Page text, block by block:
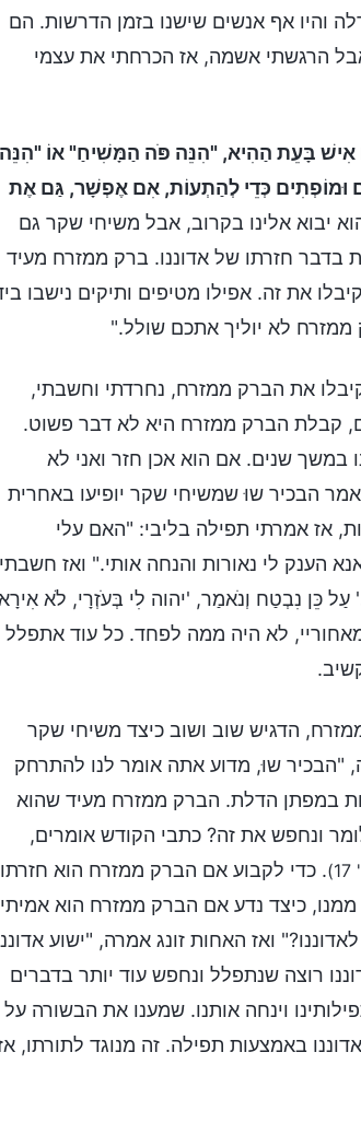
והיו אף אנשים שישנו בזמן הדרשות. הם
הרגשתי אשמה, אז הכרחתי את עצמי
בָּעֵת הַהִיא, "הִנֵּה פֺּה הַמָּשִׁיחַ" אוֹ
וּמוֹפְתִים כְּדֵי לְהַתְעוֹת, אִם אֶפְשָׁר, גַּם אֶת
יבוא אלינו בקרוב, אבל משיחי שקר גם
בדבר חזרתו של אדוננו. ברק ממזרח מעיד
את זה. אפילו מטיפים ותיקים נישבו
לא יוליך אתכם שולל."
את הברק ממזרח, נחרדתי וחשבתי,
קבלת הברק ממזרח היא לא דבר פשוט.
שנים. אם הוא אכן חזר ואני לא
הבכיר שוּ שמשיחי שקר יופיעו באחרית
אז אמרתי תפילה בליבי: "האם עלי
הענק לי נאורות והנחה אותי." ואז חשבתי
' עַל כֵּן נִבְטַח וְנֺאמַר, 'יהוה לִי בְּעֺזְרָי, לֹא
לא היה ממה לפחד. כל עוד אתפלל
הדגיש שוב ושוב כיצד משיחי שקר
"הבכיר שוּ, מדוע אתה אומר לנו להתרחק
במפתן הדלת. הברק ממזרח מעיד שהוא
ונחפש את זה? כתבי הקודש אומרים,
. כדי לקבוע אם הברק ממזרח הוא חזרתו
ממנו, כיצד נדע אם הברק ממזרח הוא אמיתי
ואז האחות זונג אמרה, "ישוע
רוצה שנתפלל ונחפש עוד יותר בדברים
וינחה אותנו. שמענו את הבשורה על
באמצעות תפילה. זה מנוגד לתורתו,